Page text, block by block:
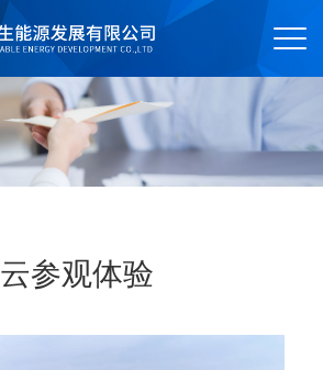
云参观体验